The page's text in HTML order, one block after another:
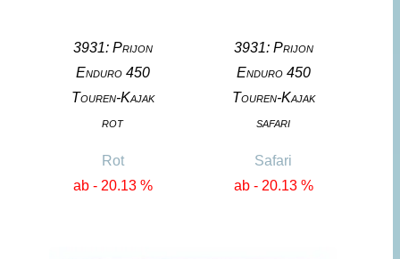
3931: Prijon
Enduro 450
Touren-Kajak
rot
Rot
ab - 20.13 %
3931: Prijon
Enduro 450
Touren-Kajak
safari
Safari
ab - 20.13 %